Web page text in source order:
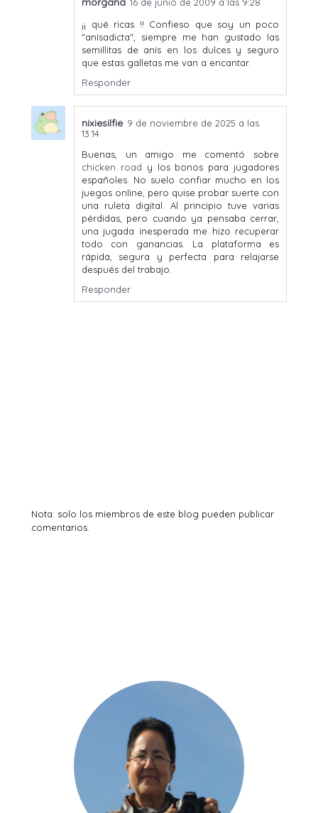
¡¡ qué ricas !! Confieso que soy un poco
"anísadicta", siempre me han gustado las
semillitas de anís en los dulces y seguro
que estas galletas me van a encantar.
Responder
nixiesilfie 9 de noviembre de 2025 a las
13:14
Buenas, un amigo me comentó sobre
chicken road y los bonos para jugadores
españoles. No suelo confiar mucho en los
juegos online, pero quise probar suerte con
una ruleta digital. Al principio tuve varias
pérdidas, pero cuando ya pensaba cerrar,
una jugada inesperada me hizo recuperar
todo con ganancias. La plataforma es
rápida, segura y perfecta para relajarse
después del trabajo.
Responder
Nota: solo los miembros de este blog pueden publicar
comentarios.